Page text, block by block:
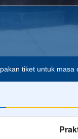
2
tiket untuk